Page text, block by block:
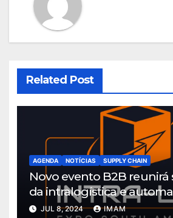
Related Post
AGENDA NOTÍCIAS SUPPLY CHAIN
Novo evento B2B
da intralogística e
JUL 8, 2024 IMAM